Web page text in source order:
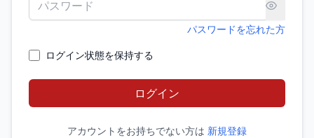
パスワードを忘れた方
ログイン状態を保持する
ログイン
アカウントをお持ちでない方は 新規登録